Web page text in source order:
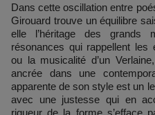
Dans cette oscillation entre poésie classique et modernité, Yves
Girouard trouve un équilibre
elle l’héritage des grands
résonances qui rappellent les
ou la musicalité d’un
ancrée dans une
apparente de son style est un
avec une justesse qui en
rigueur de la forme s’efface